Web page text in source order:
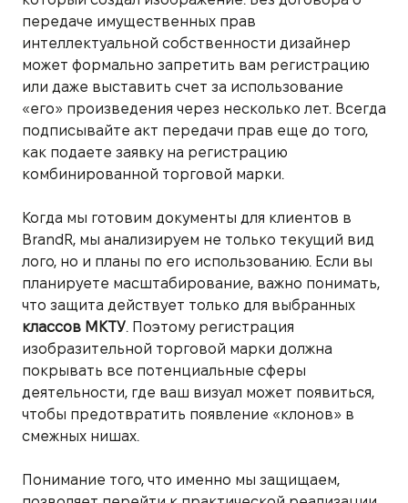
передаче имущественных прав
интеллектуальной собственности дизайнер
может формально запретить вам регистрацию
или даже выставить счет за использование
«его» произведения через несколько лет. Всегда
подписывайте акт передачи прав еще до того,
как подаете заявку на регистрацию
комбинированной торговой марки.
Когда мы готовим документы для клиентов в
BrandR, мы анализируем не только текущий вид
лого, но и планы по его использованию. Если вы
планируете масштабирование, важно понимать,
что защита действует только для выбранных
классов МКТУ. Поэтому регистрация
изобразительной торговой марки должна
покрывать все потенциальные сферы
деятельности, где ваш визуал может появиться,
чтобы предотвратить появление «клонов» в
смежных нишах.
Понимание того, что именно мы защищаем,